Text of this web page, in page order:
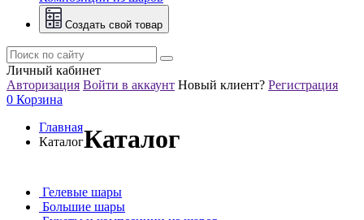
Создать свой товар
Личный кабинет
Авторизация Войти в аккаунт Новый клиент? Регистрация
0 Корзина
Главная
КаталогКаталог
Гелевые шары
Большие шары